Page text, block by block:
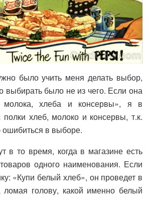
было учить меня делать выбор,
выбирать было не из чего. Если она
молока, хлеба и консервы», я в
полки хлеб, молоко и консервы, т.к.
в выборе.
в то время, когда в магазине есть
одного наименования. Если
«Купи белый хлеб», он проведет в
ломая голову, какой именно белый